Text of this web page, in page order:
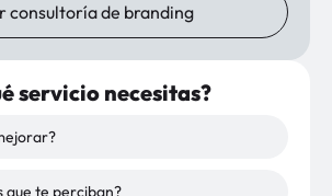
consultoría de branding
servicio necesitas?